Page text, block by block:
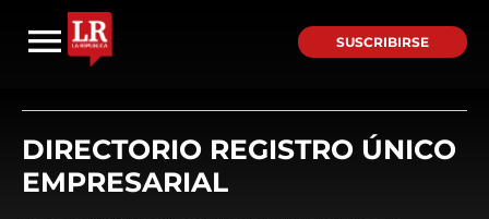
SUSCRIBIRSE
DIRECTORIO REGISTRO ÚNICO
EMPRESARIAL